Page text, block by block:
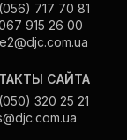
717 70 81
915 26 00
САЙТА
320 25 21